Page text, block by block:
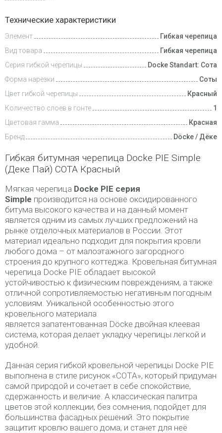
Доставка
и оплата
Технические характеристики
Элемент
Гибкая черепица
Вид товара
Гибкая черепица
Серия гибкой черепицы
Docke Standart: Сота
Форма нарезки
Соты
Цвет гибкой черепицы
Красный
Количество слоев в гонте
1
Цветовая гамма
Красная
Бренд
Döcke / Дёке
Гибкая битумная черепица Docke PIE Simple
(Деке Пай) СОТА Красный
Мягкая черепица Docke PIE серия
Simple производится на основе оксидированного
битума высокого качества и на данный момент
является одним из самых лучших предложений на
рынке отделочных материалов в России. Этот
материал идеально подходит для покрытия кровли
любого дома – от малоэтажного загородного
строения до крупного коттеджа. Кровельная битумная
черепица Docke PIE обладает высокой
устойчивостью к физическим повреждениям, а также
отличной сопротивляемостью негативным погодным
условиям. Уникальной особенностью этого
кровельного материала
является запатентованная Döcke двойная клеевая
система, которая делает укладку черепицы легкой и
удобной.
Данная серия гибкой кровельной черепицы Docke PIE
выполнена в стиле рисунок «СОТА», который придуман
самой природой и сочетает в себе спокойствие,
сдержанность и величие. А классическая палитра
цветов этой коллекции, без сомнения, подойдет для
большинства фасадных решений. Это покрытие
защитит кровлю вашего дома, и станет для неё